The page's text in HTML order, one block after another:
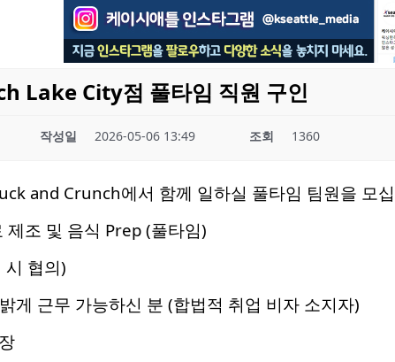
Lake City점 풀타임 직원 구인
작성일 2026-05-06 13:49 조회 1360
and Crunch에서 함께 일하실 풀타임 팀원을 모
제조 및 음식 Prep (풀타임)
시 협의)
게 근무 가능하신 분 (합법적 취업 비자 소지자)